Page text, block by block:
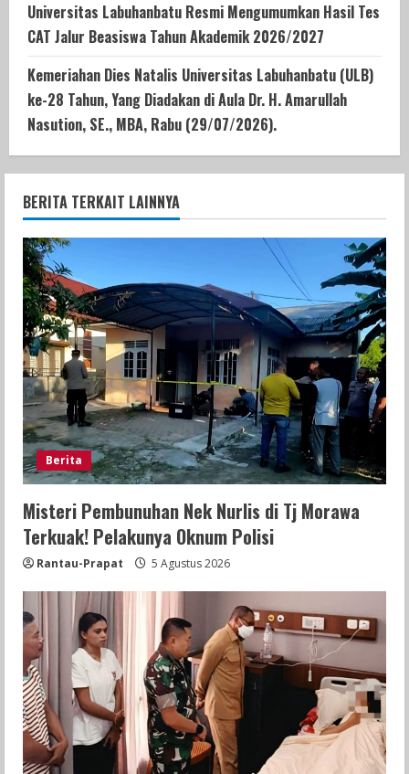
Universitas Labuhanbatu Resmi Mengumumkan Hasil Tes
CAT Jalur Beasiswa Tahun Akademik 2026/2027
Kemeriahan Dies Natalis Universitas Labuhanbatu (ULB)
ke-28 Tahun, Yang Diadakan di Aula Dr. H. Amarullah
Nasution, SE., MBA, Rabu (29/07/2026).
BERITA TERKAIT LAINNYA
Berita
Misteri Pembunuhan Nek Nurlis di Tj Morawa
Terkuak! Pelakunya Oknum Polisi
Rantau-Prapat 5 Agustus 2026